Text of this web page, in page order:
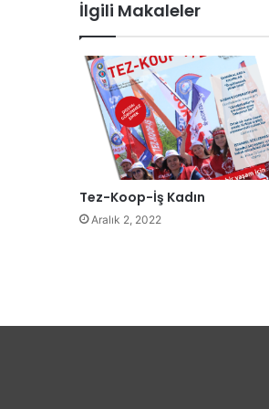
İlgili Makaleler
Tez-Koop-İş Kadın
Aralık 2, 2022